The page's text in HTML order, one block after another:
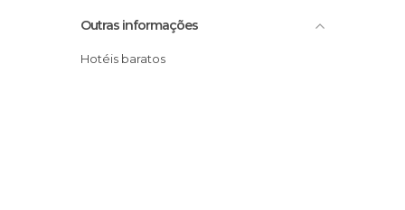
Outras informações
Hotéis baratos